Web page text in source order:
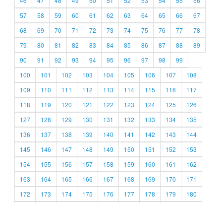
57
58 59 60 61 62 63 64 65 66
67
68
69 70 71 72 73 74 75 76 77
78
79
80 81 82 83 84 85 86 87 88
89
90
91 92 93 94 95 96 97 98
99
100
101 102 103 104 105 106 107
108
109
110 111 112 113 114 115 116
117
118
119 120 121 122 123 124 125
126
127
128 129 130 131 132 133 134
135
136
137 138 139 140 141 142 143
144
145
146 147 148 149 150 151 152
153
154
155 156 157 158 159 160 161
162
163
164 165 166 167 168 169 170
171
172
173 174 175 176 177 178 179
180